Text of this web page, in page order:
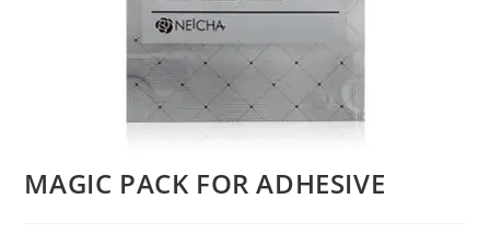
MAGIC PACK FOR ADHESIVE